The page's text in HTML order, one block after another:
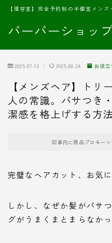
バーバーショッ
【理容室】完全予約制の半個室メンズ
2025.07.13 2025.08.24 お役立
【メンズヘア】トリ
人の常識。パサつき
潔感を格上げする方
記事内に商品プロモー
完璧なヘアカット、お気
しかし、なぜか髪がパサ
グがうまくまとまらなか